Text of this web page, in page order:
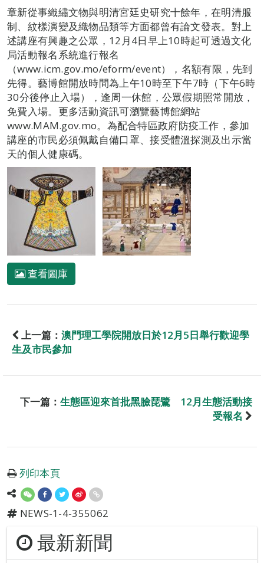
章新從事織繡文物與明清宮廷史研究十餘年，在明清服
制、紋樣演變及織物品類等方面都曾有論文發表。對上
述講座有興趣之公眾，12月4日早上10時起可透過文化
局活動報名系統進行報名
（www.icm.gov.mo/eform/event），名額有限，先到
先得。藝博館開放時間為上午10時至下午7時（下午6時
30分後停止入場），逢周一休館，公眾假期照常開放，
免費入場。更多活動資訊可瀏覽藝博館網站
www.MAM.gov.mo。為配合特區政府防疫工作，參加
講座的市民必須佩戴自備口罩、接受體溫探測及出示當
天的個人健康碼。
查看圖庫
上一篇： 澳門理工學院開放日於12月5日舉行歡迎學
生及市民參加
下一篇： 生態區迎來首批黑臉琵鷺 12月生態活動接
受報名
列印本頁
NEWS-1-4-355062
最新新聞